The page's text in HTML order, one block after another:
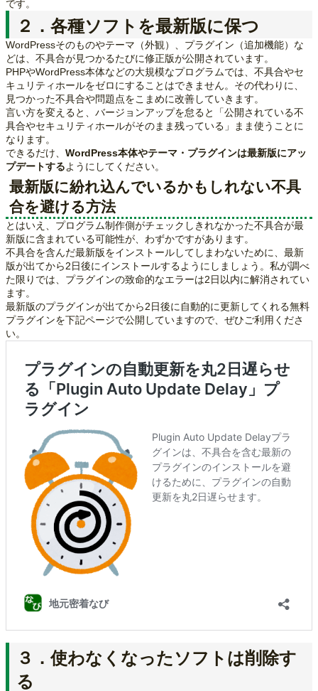
です。
２．各種ソフトを最新版に保つ
WordPressそのものやテーマ（外観）、プラグイン（追加機能）な
どは、不具合が見つかるたびに修正版が公開されています。
PHPやWordPress本体などの大規模なプログラムでは、不具合やセ
キュリティホールをゼロにすることはできません。その代わりに、
見つかった不具合や問題点をこまめに改善していきます。
言い方を変えると、バージョンアップを怠ると「公開されている不
具合やセキュリティホールがそのまま残っている」まま使うことに
なります。
できるだけ、 WordPress本体やテーマ・プラグインは最新版にアッ
プデートするようにしてください。
最新版に紛れ込んでいるかもしれない不具
合を避ける方法
とはいえ、プログラム制作側がチェックしきれなかった不具合が最
新版に含まれている可能性が、わずかですがあります。
不具合を含んだ最新版をインストールしてしまわないために、最新
版が出てから2日後にインストールするようにしましょう。私が調べ
た限りでは、プラグインの致命的なエラーは2日以内に解消されてい
ます。
最新版のプラグインが出てから2日後に自動的に更新してくれる無料
プラグインを下記ページで公開していますので、ぜひご利用くださ
い。
３．使わなくなったソフトは削除す
る